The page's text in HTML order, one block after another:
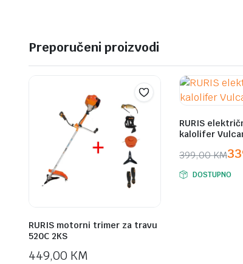
Preporučeni proizvodi
RURIS motorni trimer za travu
520C 2KS
449,00 KM
RURIS
kalolifer
399,00KM
Original
price
Current
price
DOSTUPNO